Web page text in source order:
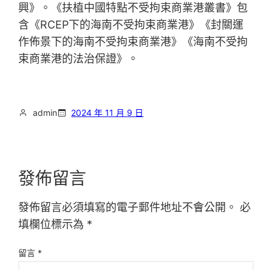
興》。《扶植中國特點不受拘束商業港叢書》包
含《RCEP下的海南不受拘束商業港》《封關運
作佈景下的海南不受拘束商業港》《海南不受拘
束商業港的法治保證》。
admin 2024 年 11 月 9 日
發佈留言
發佈留言必須填寫的電子郵件地址不會公開。 必
填欄位標示為 *
留言 *